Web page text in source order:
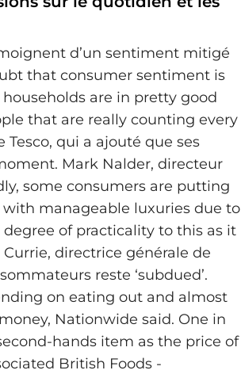
d’un sentiment mitigé
that consumer sentiment is
are in pretty good
that are really counting every
Tesco, qui a ajouté que ses
Mark Nalder, directeur
some consumers are putting
manageable luxuries due to
of practicality to this as it
directrice générale de
reste ‘subdued’.
on eating out and almost
Nationwide said. One in
hands item as the price of
British Foods -